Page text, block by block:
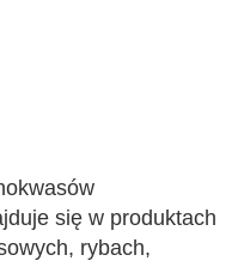
się w produktach
rybach,